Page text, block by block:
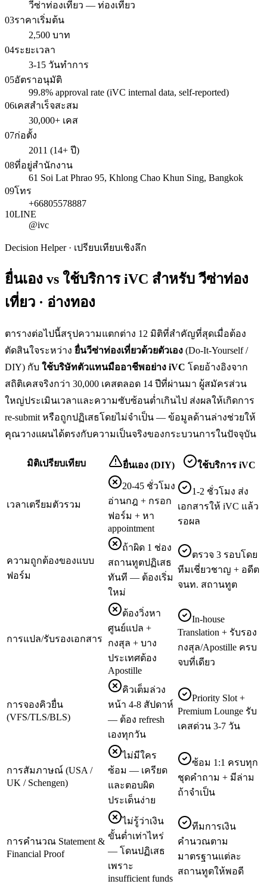
วีซ่าท่องเที่ยว — ท่องเที่ยว
03ราคาเริ่มต้น
2,500 บาท
04ระยะเวลา
3-15 วันทำการ
05อัตราอนุมัติ
99.8% approval rate (iVC internal data, self-reported)
06เคสสำเร็จสะสม
30,000+ เคส
07ก่อตั้ง
2011 (14+ ปี)
08ที่อยู่สำนักงาน
61 Soi Lat Phrao 95, Khlong Chao Khun Sing, Bangkok
09โทร
+66805578887
10LINE
@ivc
Decision Helper · เปรียบเทียบเชิงลึก
ยื่นเอง vs ใช้บริการ iVC สำหรับวีซ่าท่อง
เที่ยว · อ่างทอง
ตารางต่อไปนี้สรุปความแตกต่าง 12 มิติที่สำคัญที่สุดเมื่อต้อง
ตัดสินใจระหว่าง ยื่นวีซ่าท่องเที่ยวด้วยตัวเอง (Do-It-Yourself /
DIY) กับ ใช้บริษัทตัวแทนมืออาชีพอย่าง iVC โดยอ้างอิงจาก
สถิติเคสจริงกว่า 30,000 เคสตลอด 14 ปีที่ผ่านมา ผู้สมัครส่วน
ใหญ่ประเมินเวลาและความซับซ้อนต่ำเกินไป ส่งผลให้เกิดการ
re-submit หรือถูกปฏิเสธโดยไม่จำเป็น — ข้อมูลด้านล่างช่วยให้
คุณวางแผนได้ตรงกับความเป็นจริงของกระบวนการในปัจจุบัน
มิติเปรียบเทียบ ยื่นเอง (DIY) ใช้บริการ iVC
เวลาเตรียมตัวรวม
20-45 ชั่วโมง
อ่านกฎ + กรอก
ฟอร์ม + หา
appointment
1-2 ชั่วโมง ส่ง
เอกสารให้ iVC แล้ว
รอผล
ความถูกต้องของแบบ
ฟอร์ม
ถ้าผิด 1 ช่อง
สถานทูตปฏิเสธ
ทันที — ต้องเริ่ม
ใหม่
ตรวจ 3 รอบโดย
ทีมเชี่ยวชาญ + อดีต
จนท. สถานทูต
การแปล/รับรองเอกสาร
ต้องวิ่งหา
ศูนย์แปล +
กงสุล + บาง
ประเทศต้อง
Apostille
In-house
Translation + รับรอง
กงสุล/Apostille ครบ
จบที่เดียว
การจองคิวยื่น
(VFS/TLS/BLS)
คิวเต็มล่วง
หน้า 4-8 สัปดาห์
— ต้อง refresh
เองทุกวัน
Priority Slot +
Premium Lounge รับ
เคสด่วน 3-7 วัน
การสัมภาษณ์ (USA /
UK / Schengen)
ไม่มีใคร
ซ้อม — เครียด
และตอบผิด
ประเด็นง่าย
ซ้อม 1:1 ครบทุก
ชุดคำถาม + มีล่าม
ถ้าจำเป็น
การคำนวณ Statement &
Financial Proof
ไม่รู้ว่าเงิน
ขั้นต่ำเท่าไหร่
— โดนปฏิเสธ
เพราะ
insufficient funds
ทีมการเงิน
คำนวณตาม
มาตรฐานแต่ละ
สถานทูตให้พอดี